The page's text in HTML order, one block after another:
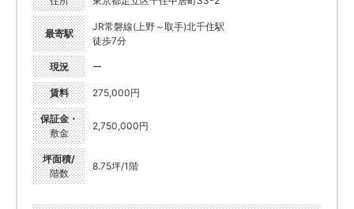
最寄駅
JR常磐線(上野～取手)北千住駅
徒歩7分
現況 ー
賃料 275,000円
保証金・
敷金
2,750,000円
坪面積/
階数
8.75坪/1階